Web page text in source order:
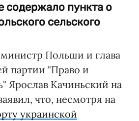
содержало пункта о
сельского
Польши и глава
партии "Право и
Ярослав Качиньский на
что, несмотря на
украинской